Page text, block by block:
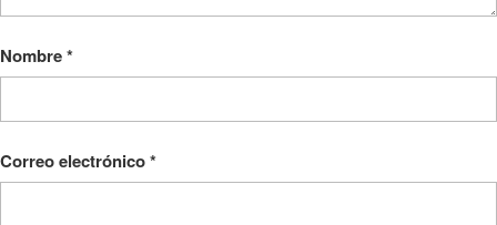
Nombre*
Correo electrónico*